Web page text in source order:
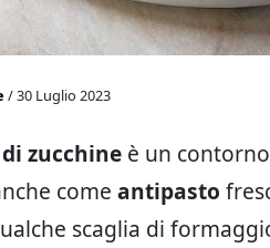
/ 30 Luglio 2023
zucchine è un
come antipasto
scaglia di